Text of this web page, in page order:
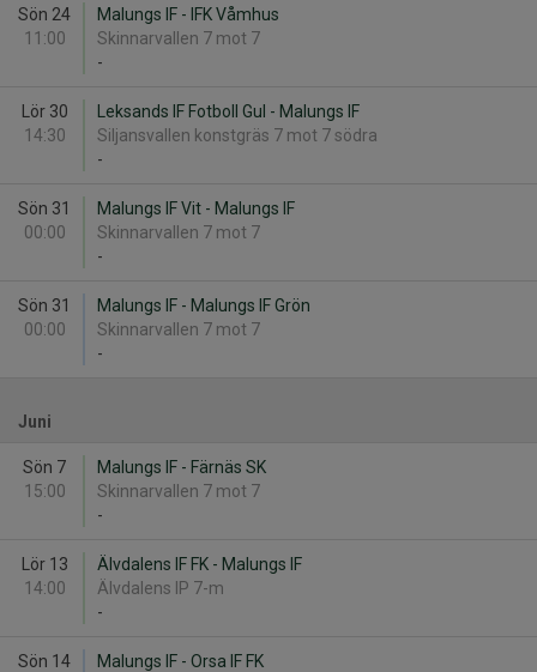
Sön 24
11:00
Malungs IF - IFK Våmhus
Skinnarvallen 7 mot 7
-
Lör 30
14:30
Leksands IF Fotboll Gul - Malungs IF
Siljansvallen konstgräs 7 mot 7 södra
-
Sön 31
00:00
Malungs IF Vit - Malungs IF
Skinnarvallen 7 mot 7
-
Sön 31
00:00
Malungs IF - Malungs IF Grön
Skinnarvallen 7 mot 7
-
Juni
Sön 7
15:00
Malungs IF - Färnäs SK
Skinnarvallen 7 mot 7
-
Lör 13
14:00
Älvdalens IF FK - Malungs IF
Älvdalens IP 7-m
-
Sön 14
Malungs IF - Orsa IF FK